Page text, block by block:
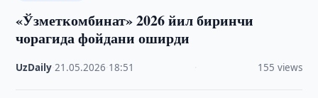
«Ўзметкомбинат» 2026 йил биринчи
чорагида фойдани оширди
UzDaily ·21.05.2026 18:51 155 views